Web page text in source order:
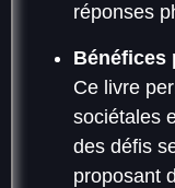
réponses
Bénéfices
Ce livre
sociétales
des défis
proposant